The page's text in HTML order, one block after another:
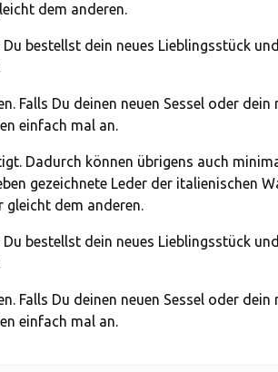
dem anderen.
bestellst dein neues Lieblingsstück
Du deinen neuen Sessel oder dein
einfach mal an.
Dadurch können übrigens auch
gezeichnete Leder der italienischen
gleicht dem anderen.
bestellst dein neues Lieblingsstück
Du deinen neuen Sessel oder dein
einfach mal an.